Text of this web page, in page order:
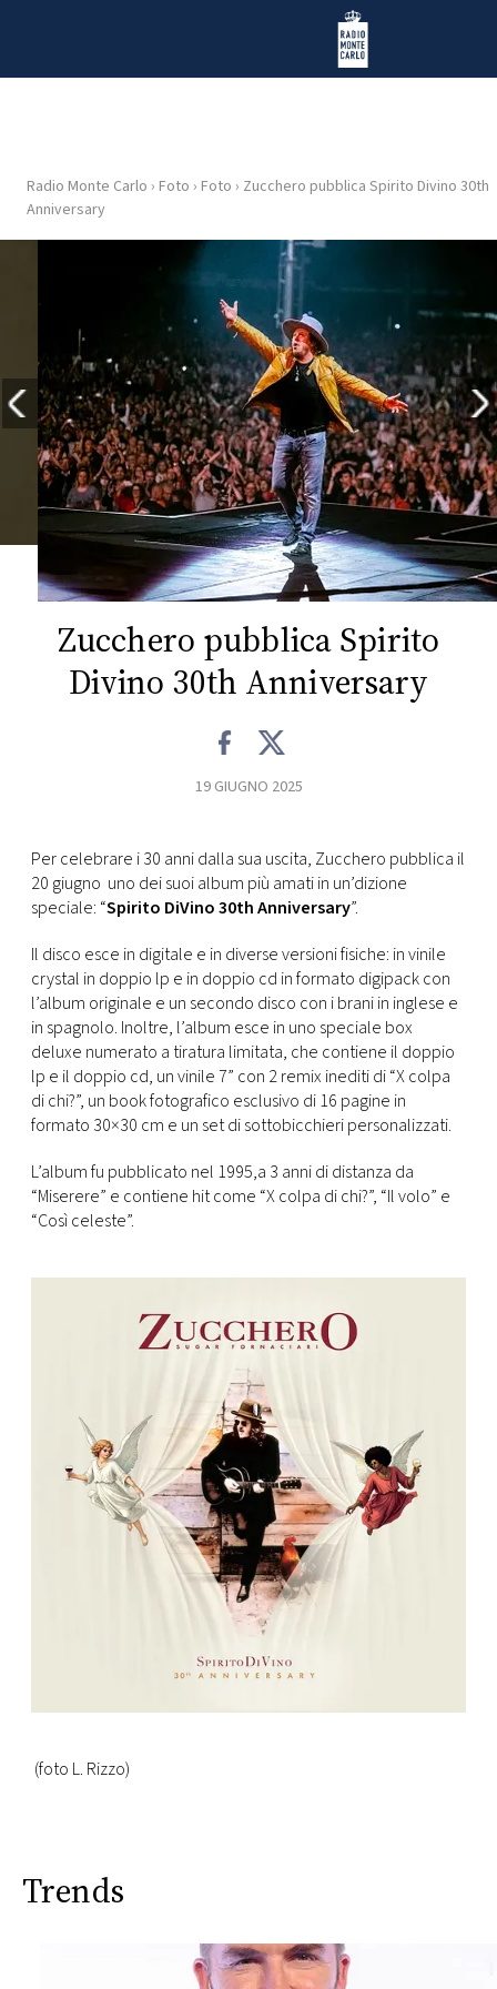
Radio Monte Carlo
HOME
RADIO
PLAYLIST
NEWS
FOTO
CONCORSI
EVENTI
PRINCIPATO
DI
MONACO
RMC
CONSIGLIA
Radio Monte Carlo › Foto › Foto › Zucchero pubblica Spirito Divino 30th
Anniversary
Zucchero pubblica Spirito
Divino 30th Anniversary
19 GIUGNO 2025
Per celebrare i 30 anni dalla sua uscita, Zucchero pubblica il
20 giugno uno dei suoi album più amati in un’dizione
speciale: “Spirito DiVino 30th Anniversary”.
Il disco esce in digitale e in diverse versioni fisiche: in vinile
crystal in doppio lp e in doppio cd in formato digipack con
l’album originale e un secondo disco con i brani in inglese e
in spagnolo. Inoltre, l’album esce in uno speciale box
deluxe numerato a tiratura limitata, che contiene il doppio
lp e il doppio cd, un vinile 7” con 2 remix inediti di “X colpa
di chi?”, un book fotografico esclusivo di 16 pagine in
formato 30×30 cm e un set di sottobicchieri personalizzati.
L’album fu pubblicato nel 1995,a 3 anni di distanza da
“Miserere” e contiene hit come “X colpa di chi?”, “Il volo” e
“Così celeste”.
(foto L. Rizzo)
Trends